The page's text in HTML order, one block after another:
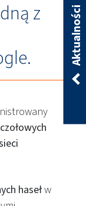
Aktualności
z
czołowych
hasełw